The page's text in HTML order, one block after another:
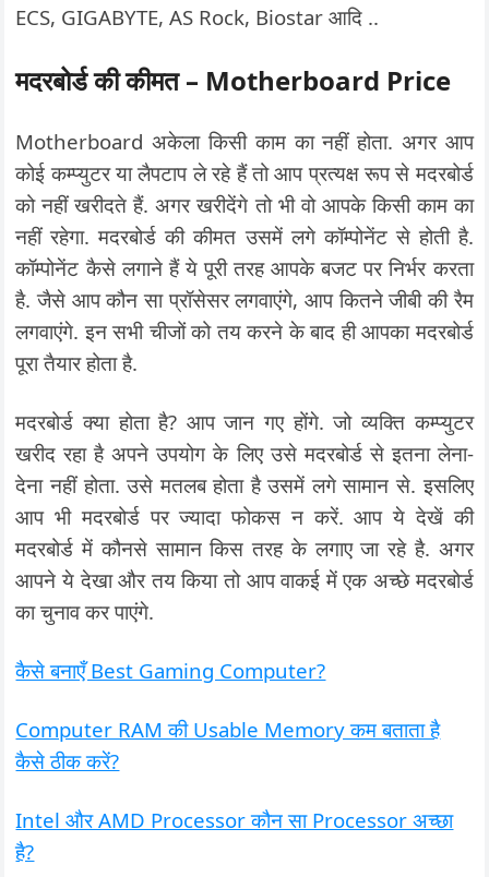
ECS, GIGABYTE, AS Rock, Biostar आदि ..
मदरबोर्ड की कीमत – Motherboard Price
Motherboard अकेला किसी काम का नहीं होता. अगर आप
कोई कम्प्युटर या लैपटाप ले रहे हैं तो आप प्रत्यक्ष रूप से मदरबोर्ड
को नहीं खरीदते हैं. अगर खरीदेंगे तो भी वो आपके किसी काम का
नहीं रहेगा. मदरबोर्ड की कीमत उसमें लगे कॉम्पोनेंट से होती है.
कॉम्पोनेंट कैसे लगाने हैं ये पूरी तरह आपके बजट पर निर्भर करता
है. जैसे आप कौन सा प्रॉसेसर लगवाएंगे, आप कितने जीबी की रैम
लगवाएंगे. इन सभी चीजों को तय करने के बाद ही आपका मदरबोर्ड
पूरा तैयार होता है.
मदरबोर्ड क्या होता है? आप जान गए होंगे. जो व्यक्ति कम्प्युटर
खरीद रहा है अपने उपयोग के लिए उसे मदरबोर्ड से इतना लेना-
देना नहीं होता. उसे मतलब होता है उसमें लगे सामान से. इसलिए
आप भी मदरबोर्ड पर ज्यादा फोकस न करें. आप ये देखें की
मदरबोर्ड में कौनसे सामान किस तरह के लगाए जा रहे है. अगर
आपने ये देखा और तय किया तो आप वाकई में एक अच्छे मदरबोर्ड
का चुनाव कर पाएंगे.
कैसे बनाएँ Best Gaming Computer?
Computer RAM की Usable Memory कम बताता है
कैसे ठीक करें?
Intel और AMD Processor कौन सा Processor अच्छा
है?